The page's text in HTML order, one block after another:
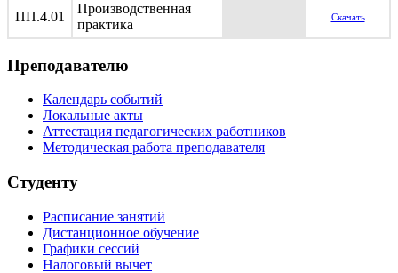
ПП.4.01
Производственная
практика
Скачать
Преподавателю
Календарь событий
Локальные акты
Аттестация педагогических работников
Методическая работа преподавателя
Студенту
Расписание занятий
Дистанционное обучение
Графики сессий
Налоговый вычет